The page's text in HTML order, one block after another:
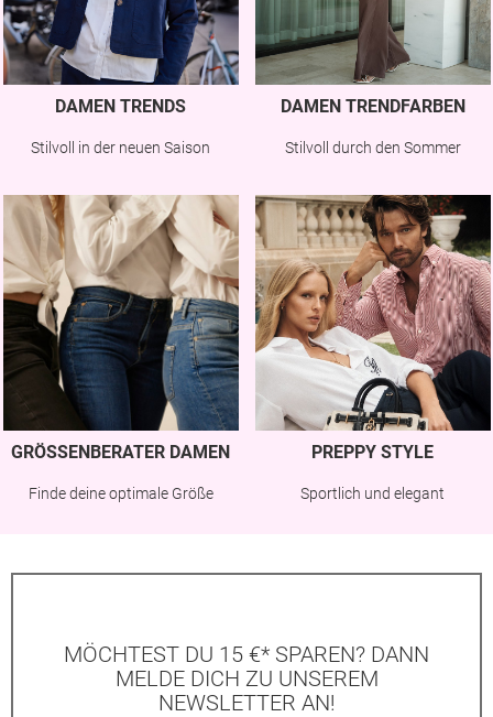
DAMEN TRENDS
Stilvoll in der neuen Saison
DAMEN TRENDFARBEN
Stilvoll durch den Sommer
GRÖSSENBERATER DAMEN
Finde deine optimale Größe
PREPPY STYLE
Sportlich und elegant
MÖCHTEST DU 15 €* SPAREN? DANN
MELDE DICH ZU UNSEREM
NEWSLETTER AN!